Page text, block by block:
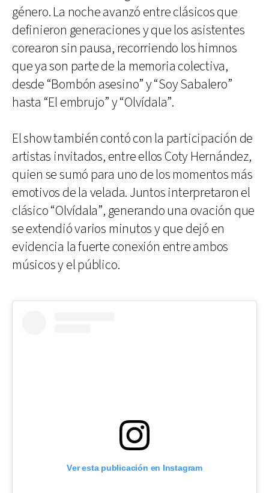
género. La noche avanzó entre clásicos que
definieron generaciones y que los asistentes
corearon sin pausa, recorriendo los himnos
que ya son parte de la memoria colectiva,
desde “Bombón asesino” y “Soy Sabalero”
hasta “El embrujo” y “Olvídala”.
El show también contó con la participación de
artistas invitados, entre ellos Coty Hernández,
quien se sumó para uno de los momentos más
emotivos de la velada. Juntos interpretaron el
clásico “Olvídala”, generando una ovación que
se extendió varios minutos y que dejó en
evidencia la fuerte conexión entre ambos
músicos y el público.
Ver esta publicación en Instagram